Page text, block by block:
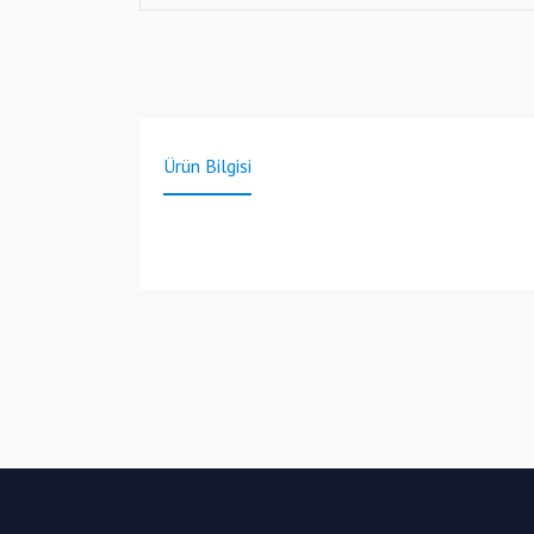
Ürün Bilgisi